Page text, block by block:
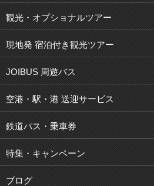
観光・オプショナルツアー
現地発 宿泊付き観光ツアー
JOIBUS 周遊バス
空港・駅・港 送迎サービス
鉄道パス・乗車券
特集・キャンペーン
ブログ